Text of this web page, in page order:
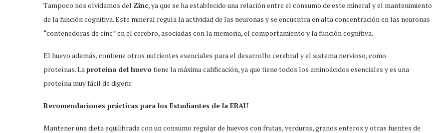
Tampoco nos olvidamos del Zinc, ya que se ha establecido una relación entre el consumo de este mineral y el mantenimiento
de la función cognitiva. Este mineral regula la actividad de las neuronas y se encuentra en alta concentración en las neuronas
“contenedoras de cinc” en el cerebro, asociadas con la memoria, el comportamiento y la función cognitiva.
El huevo además, contiene otros nutrientes esenciales para el desarrollo cerebral y el sistema nervioso, como
proteínas. Laproteína del huevotiene la máxima calificación, ya que tiene todos los aminoácidos esenciales y es una
proteína muy fácil de digerir.
Recomendaciones prácticas para los Estudiantes de la EBAU
Mantener una dieta equilibrada con un consumo regular de huevos con frutas, verduras, granos enteros y otras fuentes de